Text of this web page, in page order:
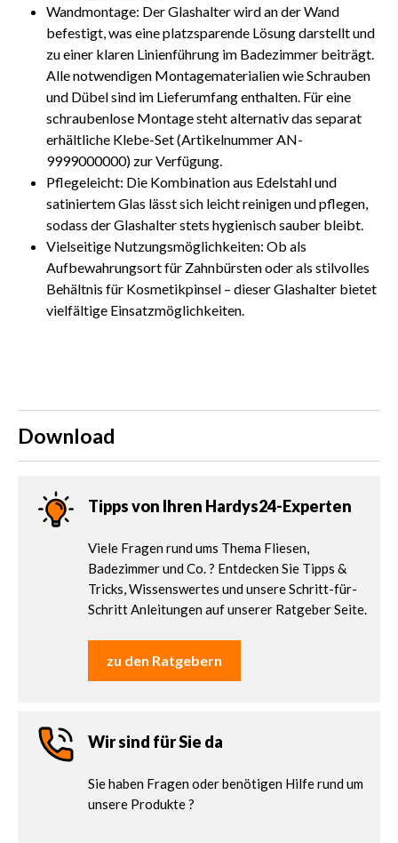
Wandmontage: Der Glashalter wird an der Wand
befestigt, was eine platzsparende Lösung darstellt und
zu einer klaren Linienführung im Badezimmer beiträgt.
Alle notwendigen Montagematerialien wie Schrauben
und Dübel sind im Lieferumfang enthalten. Für eine
schraubenlose Montage steht alternativ das separat
erhältliche Klebe-Set (Artikelnummer AN-
9999000000) zur Verfügung.
Pflegeleicht: Die Kombination aus Edelstahl und
satiniertem Glas lässt sich leicht reinigen und pflegen,
sodass der Glashalter stets hygienisch sauber bleibt.
Vielseitige Nutzungsmöglichkeiten: Ob als
Aufbewahrungsort für Zahnbürsten oder als stilvolles
Behältnis für Kosmetikpinsel – dieser Glashalter bietet
vielfältige Einsatzmöglichkeiten.
Download
Tipps von Ihren Hardys24-Experten
Viele Fragen rund ums Thema Fliesen,
Badezimmer und Co. ? Entdecken Sie Tipps &
Tricks, Wissenswertes und unsere Schritt-für-
Schritt Anleitungen auf unserer Ratgeber Seite.
zu den Ratgebern
Wir sind für Sie da
Sie haben Fragen oder benötigen Hilfe rund um
unsere Produkte ?